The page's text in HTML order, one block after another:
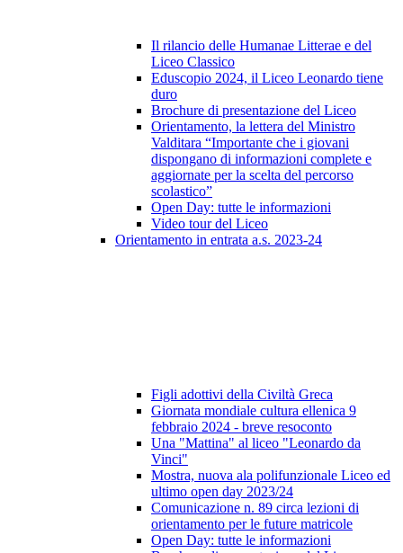
Il rilancio delle Humanae Litterae e del
Liceo Classico
Eduscopio 2024, il Liceo Leonardo tiene
duro
Brochure di presentazione del Liceo
Orientamento, la lettera del Ministro
Valditara “Importante che i giovani
dispongano di informazioni complete e
aggiornate per la scelta del percorso
scolastico”
Open Day: tutte le informazioni
Video tour del Liceo
Orientamento in entrata a.s. 2023-24
Figli adottivi della Civiltà Greca
Giornata mondiale cultura ellenica 9
febbraio 2024 - breve resoconto
Una "Mattina" al liceo "Leonardo da
Vinci"
Mostra, nuova ala polifunzionale Liceo ed
ultimo open day 2023/24
Comunicazione n. 89 circa lezioni di
orientamento per le future matricole
Open Day: tutte le informazioni